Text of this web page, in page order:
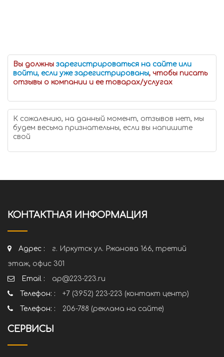
Вы должны зарегистрироваться на сайте или
войти, если уже зарегистрированы, чтобы писать
отзывы о компании и ее товарах/услугах
К сожалению, на данный момент, отзывов нет, мы
будем весьма признательны, если вы напишите
свой
КОНТАКТНАЯ ИНФОРМАЦИЯ
Адрес :
г. Иркутск ул. Ржанова 166, третий
этаж, офис 301
Email :
ap@223-223.ru
Телефон: :
+7 (3952) 223-223 (контакт центр)
Телефон: :
206-788 (реклама на сайте)
СЕРВИСЫ